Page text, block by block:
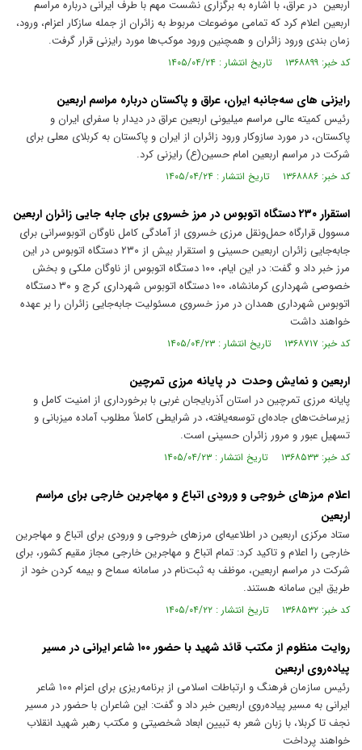
اربعین در عراق، با اشاره به برگزاری نشست مهم با طرف ایرانی درباره مراسم
اربعین اعلام کرد که تمامی موضوعات مربوط به زائران از جمله سازکار اعزام، ورود،
زمان بندی ورود زائران و همچنین ورود موکب‌ها مورد رایزنی قرار گرفت.
کد خبر: ۱۳۶۸۸۹۹ تاریخ انتشار : ۱۴۰۵/۰۴/۲۴
رایزنی های سه‌جانبه ایران، عراق و پاکستان درباره مراسم اربعین
رئیس کمیته عالی مراسم میلیونی اربعین عراق در دیدار با سفرای ایران و
پاکستان، در مورد سازوکار ورود زائران از ایران و پاکستان به کربلای معلی برای
شرکت در مراسم اربعین امام حسین(ع) رایزنی کرد.
کد خبر: ۱۳۶۸۸۸۶ تاریخ انتشار : ۱۴۰۵/۰۴/۲۴
استقرار ۲۳۰ دستگاه اتوبوس در مرز خسروی برای جابه جایی زائران اربعین
مسوول قرارگاه حمل‌ونقل مرزی خسروی از آمادگی کامل ناوگان اتوبوسرانی برای
جابه‌جایی زائران اربعین حسینی و استقرار بیش از ۲۳۰ دستگاه اتوبوس در این
مرز خبر داد و گفت: در این ایام، ۱۰۰ دستگاه اتوبوس از ناوگان ملکی و بخش
خصوصی شهرداری کرمانشاه، ۱۰۰ دستگاه اتوبوس شهرداری کرج و ۳۰ دستگاه
اتوبوس شهرداری همدان در مرز خسروی مسئولیت جابه‌جایی زائران را بر عهده
خواهند داشت
کد خبر: ۱۳۶۸۷۱۷ تاریخ انتشار : ۱۴۰۵/۰۴/۲۳
اربعین و نمایش وحدت در پایانه مرزی تمرچین
پایانه مرزی تمرچین در استان آذربایجان غربی با برخورداری از امنیت کامل و
زیرساخت‌های جاده‌ای توسعه‌یافته، در شرایطی کاملاً مطلوب آماده میزبانی و
تسهیل عبور و مرور زائران حسینی است.
کد خبر: ۱۳۶۸۵۳۳ تاریخ انتشار : ۱۴۰۵/۰۴/۲۳
اعلام مرزهای خروجی و ورودی اتباع و مهاجرین خارجی برای مراسم
اربعین
ستاد مرکزی اربعین در اطلاعیه‌ای مرزهای خروجی و ورودی برای اتباع و مهاجرین
خارجی را اعلام و تاکید کرد: تمام اتباع و مهاجرین خارجی مجاز مقیم کشور، برای
شرکت در مراسم اربعین، موظف به ثبت‌نام در سامانه سماح و بیمه کردن خود از
طریق این سامانه هستند.
کد خبر: ۱۳۶۸۵۳۲ تاریخ انتشار : ۱۴۰۵/۰۴/۲۲
روایت منظوم از مکتب قائد شهید با حضور ۱۰۰ شاعر ایرانی در مسیر
پیاده‌روی اربعین
رئیس سازمان فرهنگ و ارتباطات اسلامی از برنامه‌ریزی برای اعزام ۱۰۰ شاعر
ایرانی به مسیر پیاده‌روی اربعین خبر داد و گفت: این شاعران با حضور در مسیر
نجف تا کربلا، با زبان شعر به تبیین ابعاد شخصیتی و مکتب رهبر شهید انقلاب
خواهند پرداخت